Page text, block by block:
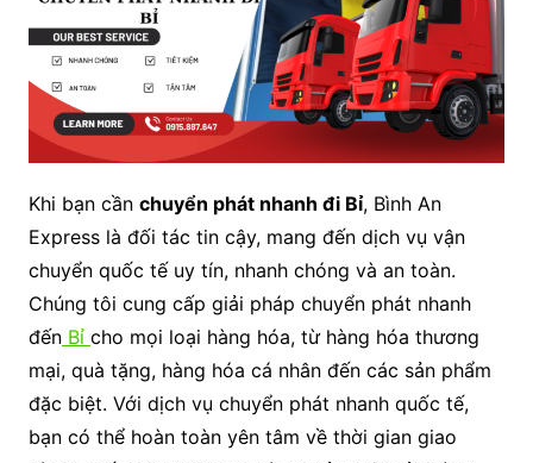
Khi bạn cần chuyển phát nhanh đi Bỉ, Bình An
Express là đối tác tin cậy, mang đến dịch vụ vận
chuyển quốc tế uy tín, nhanh chóng và an toàn.
Chúng tôi cung cấp giải pháp chuyển phát nhanh
đếnBỉ cho mọi loại hàng hóa, từ hàng hóa thương
mại, quà tặng, hàng hóa cá nhân đến các sản phẩm
đặc biệt. Với dịch vụ chuyển phát nhanh quốc tế,
bạn có thể hoàn toàn yên tâm về thời gian giao